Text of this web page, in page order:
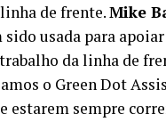
de frente.Mike
usada para
da linha de
o Green Dot
estarem sempre